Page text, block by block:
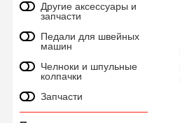
Другие аксессуары и
запчасти
Педали для швейных
машин
Челноки и шпульные
колпачки
Запчасти